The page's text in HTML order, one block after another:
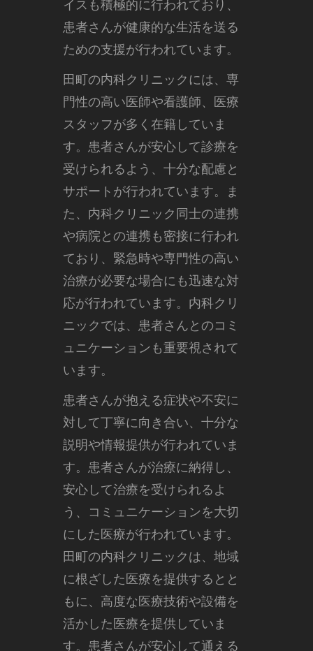
イスも積極的に行われており、
患者さんが健康的な生活を送る
ための支援が行われています。
田町の内科クリニックには、専
門性の高い医師や看護師、医療
スタッフが多く在籍していま
す。患者さんが安心して診療を
受けられるよう、十分な配慮と
サポートが行われています。ま
た、内科クリニック同士の連携
や病院との連携も密接に行われ
ており、緊急時や専門性の高い
治療が必要な場合にも迅速な対
応が行われています。内科クリ
ニックでは、患者さんとのコミ
ュニケーションも重要視されて
います。
患者さんが抱える症状や不安に
対して丁寧に向き合い、十分な
説明や情報提供が行われていま
す。患者さんが治療に納得し、
安心して治療を受けられるよ
う、コミュニケーションを大切
にした医療が行われています。
田町の内科クリニックは、地域
に根ざした医療を提供するとと
もに、高度な医療技術や設備を
活かした医療を提供していま
す。患者さんが安心して通える